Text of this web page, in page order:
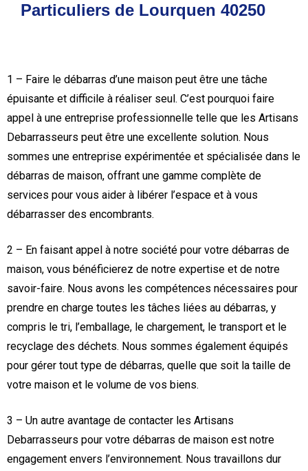
Particuliers de Lourquen 40250
1 – Faire le débarras d’une maison peut être une tâche
épuisante et difficile à réaliser seul. C’est pourquoi faire
appel à une entreprise professionnelle telle que les Artisans
Debarrasseurs peut être une excellente solution. Nous
sommes une entreprise expérimentée et spécialisée dans le
débarras de maison, offrant une gamme complète de
services pour vous aider à libérer l’espace et à vous
débarrasser des encombrants.
2 – En faisant appel à notre société pour votre débarras de
maison, vous bénéficierez de notre expertise et de notre
savoir-faire. Nous avons les compétences nécessaires pour
prendre en charge toutes les tâches liées au débarras, y
compris le tri, l’emballage, le chargement, le transport et le
recyclage des déchets. Nous sommes également équipés
pour gérer tout type de débarras, quelle que soit la taille de
votre maison et le volume de vos biens.
3 – Un autre avantage de contacter les Artisans
Debarrasseurs pour votre débarras de maison est notre
engagement envers l’environnement. Nous travaillons dur